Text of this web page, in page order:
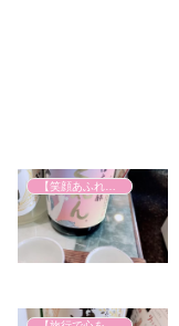
【笑顔あふれる世の中を祈って】